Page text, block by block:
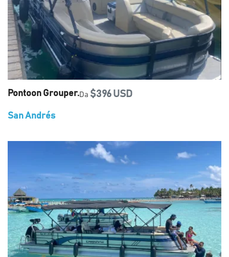
Pontoon Grouper.Da $396 USD
San Andrés